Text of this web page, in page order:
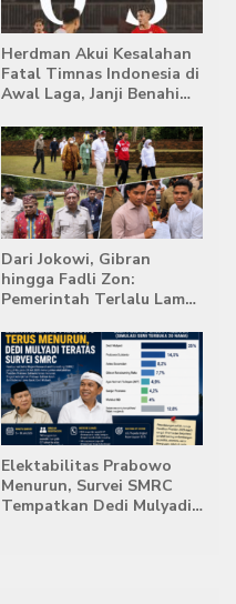
Herdman Akui Kesalahan
Fatal Timnas Indonesia di
Awal Laga, Janji Benahi
Singapura
Dari Jokowi, Gibran
hingga Fadli Zon:
Pemerintah Terlalu Lama
Stockpile Batu Bara Masih
Mengepung Candi Muaro
Jambi
Elektabilitas Prabowo
Menurun, Survei SMRC
Tempatkan Dedi Mulyadi